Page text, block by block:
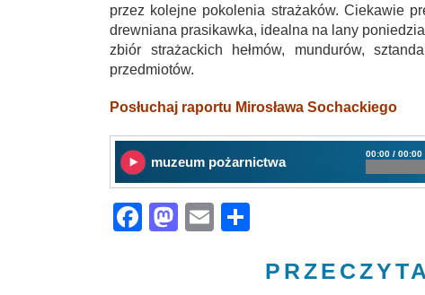
przez kolejne pokolenia strażaków. Ciekawie
drewniana prasikawka, idealna na lany
zbiór strażackich hełmów, mundurów,
przedmiotów.
Posłuchaj raportu Mirosława Sochackiego
muzeum pożarnictwa
00:00 / 00:00
Facebook
Mastodon
Email